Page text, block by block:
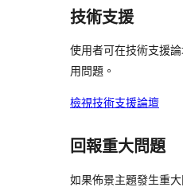
論
評
論
用
者
評
論
使
者
評
技術支援
使用者可在技術支援
用問題。
檢視技術支援論壇
回報重大問題
如果佈景主題發生重